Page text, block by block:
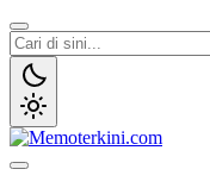
Lewati
ke
konten